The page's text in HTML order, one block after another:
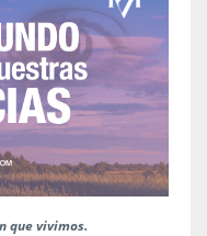
que vivimos.